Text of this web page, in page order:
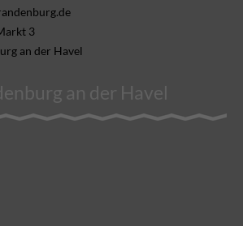
3
an der Havel
an der Havel